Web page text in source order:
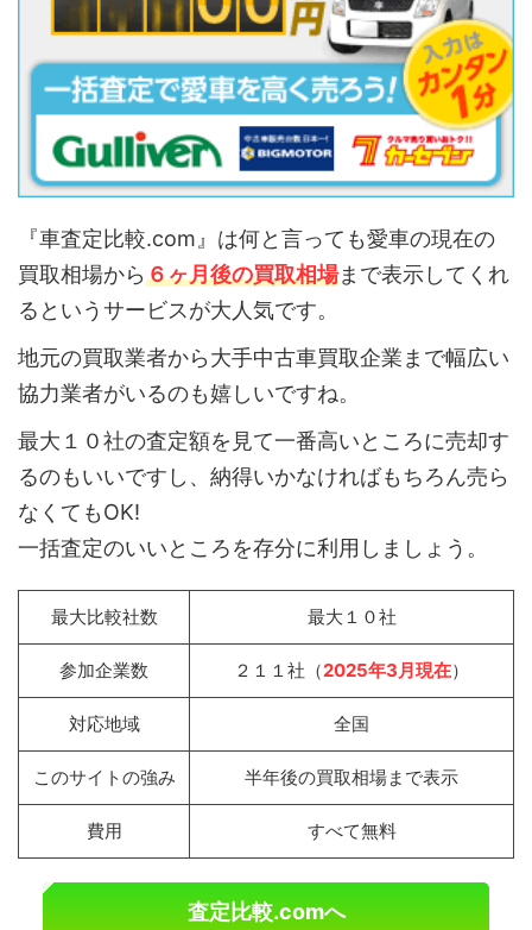
『車査定比較.com』は何と言っても愛車の現在の
買取相場から６ヶ月後の買取相場まで表示してくれ
るというサービスが大人気です。
地元の買取業者から大手中古車買取企業まで幅広い
協力業者がいるのも嬉しいですね。
最大１０社の査定額を見て一番高いところに売却す
るのもいいですし、納得いかなければもちろん売ら
なくてもOK!
一括査定のいいところを存分に利用しましょう。
最大比較社数 最大１０社
参加企業数 ２１１社（2025年3月現在）
対応地域 全国
このサイトの強み 半年後の買取相場まで表示
費用 すべて無料
査定比較.comへ